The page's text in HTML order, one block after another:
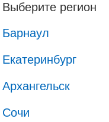
Выберите регион
Барнаул
Екатеринбург
Архангельск
Сочи